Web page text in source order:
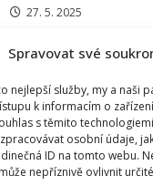
Spravovat své
nejlepší služby, my a naši
k informacím o
s těmito
osobní údaje,
ID na tomto webu.
nepříznivě ovlivnit
27. 5. 2025
Už ve čtvrtek se